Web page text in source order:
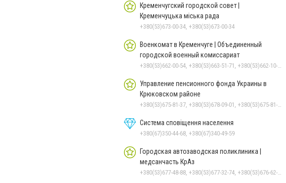
Кременчугский городской совет |
Кременчуцька міська рада
+380(53)673-00-34, +380(53)673-00-34
Военкомат в Кременчуге | Объединенный
городской военный комиссариат
+380(53)662-00-54, +380(53)663-51-71, +380(53)662-10-35
Управление пенсионного фонда Украины в
Крюковском районе
+380(53)675-81-37, +380(53)678-09-01, +380(53)675-81-32, +380(53)675-81-40, +380(53)675-81-33, +380(53)675-81-38, +380(53)675-81-31, +380(53)678-08-87
Система сповіщення населення
+380(67)350-44-68, +380(67)340-49-59
Городская автозаводская поликлиника |
медсанчасть КрАз
+380(53)677-48-88, +380(53)677-32-74, +380(53)676-62-99, +380536766187